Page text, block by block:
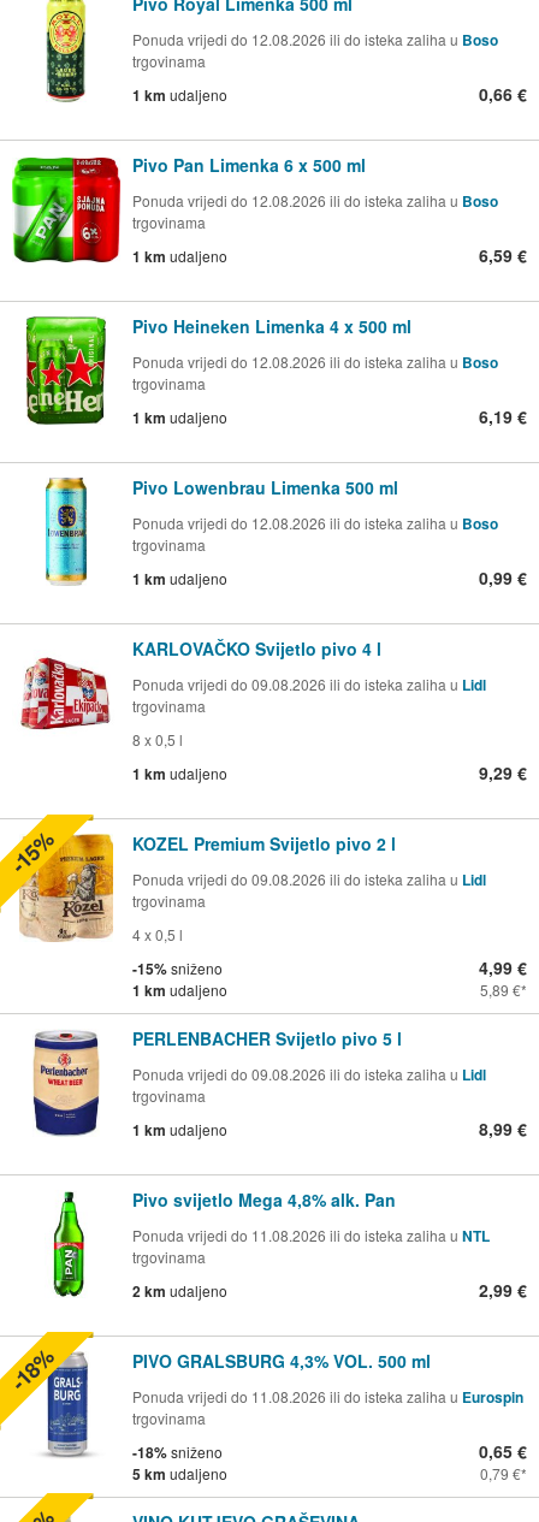
Ponuda vrijedi do 12.08.2026 ili do isteka zaliha u Boso
trgovinama
1 km udaljeno 0,66 €
Pivo Pan Limenka 6 x 500 ml
Ponuda vrijedi do 12.08.2026 ili do isteka zaliha u Boso
trgovinama
1 km udaljeno 6,59 €
Pivo Heineken Limenka 4 x 500 ml
Ponuda vrijedi do 12.08.2026 ili do isteka zaliha u Boso
trgovinama
1 km udaljeno 6,19 €
Pivo Lowenbrau Limenka 500 ml
Ponuda vrijedi do 12.08.2026 ili do isteka zaliha u Boso
trgovinama
1 km udaljeno 0,99 €
KARLOVAČKO Svijetlo pivo 4 l
Ponuda vrijedi do 09.08.2026 ili do isteka zaliha u Lidl
trgovinama
8 x 0,5 l
1 km udaljeno 9,29 €
KOZEL Premium Svijetlo pivo 2 l
Ponuda vrijedi do 09.08.2026 ili do isteka zaliha u Lidl
trgovinama
4 x 0,5 l
-15%sniženo
1 km udaljeno
4,99 €
5,89 €
-15%
PERLENBACHER Svijetlo pivo 5 l
Ponuda vrijedi do 09.08.2026 ili do isteka zaliha u Lidl
trgovinama
1 km udaljeno 8,99 €
Pivo svijetlo Mega 4,8% alk. Pan
Ponuda vrijedi do 11.08.2026 ili do isteka zaliha u NTL
trgovinama
2 km udaljeno 2,99 €
PIVO GRALSBURG 4,3% VOL. 500 ml
Ponuda vrijedi do 11.08.2026 ili do isteka zaliha u Eurospin
trgovinama
-18%sniženo
5 km udaljeno
0,65 €
0,79 €
-18%